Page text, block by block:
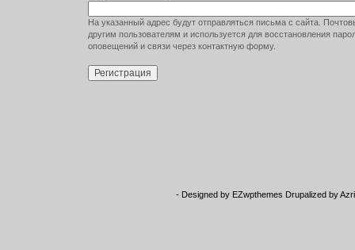
На указанный адрес будут отправляться письма с сайта.
другим пользователям и используется для восстановления
оповещений и связи через контактную форму.
- Designed by EZwpthemes Drupalized by